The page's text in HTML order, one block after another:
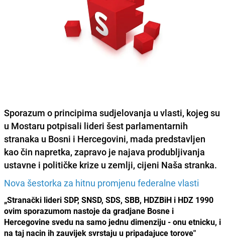
Sporazum o principima sudjelovanja u vlasti, kojeg su
u Mostaru potpisali lideri šest parlamentarnih
stranaka u Bosni i Hercegovini, mada predstavljen
kao čin napretka, zapravo je najava produbljivanja
ustavne i političke krize u zemlji, cijeni Naša stranka.
Nova šestorka za hitnu promjenu federalne vlasti
„Stranački lideri SDP, SNSD, SDS, SBB, HDZBiH i HDZ 1990
ovim sporazumom nastoje da gradjane Bosne i
Hercegovine svedu na samo jednu dimenziju - onu etnicku, i
na taj nacin ih zauvijek svrstaju u pripadajuce torove"